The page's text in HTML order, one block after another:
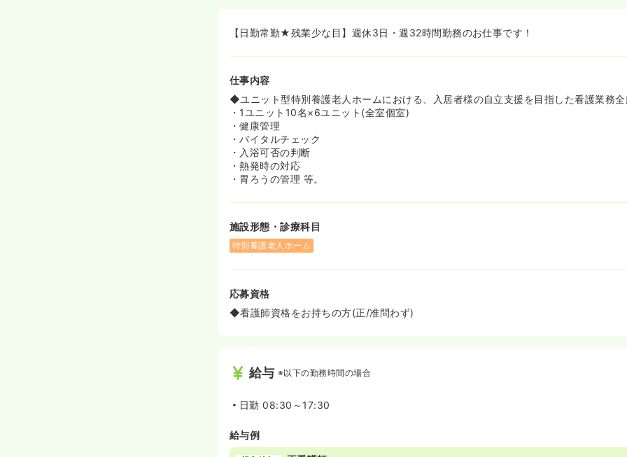
【日勤常勤★残業少な目】週休3日・週32時間勤務のお仕事です！
仕事内容
◆ユニット型特別養護老人ホームにおける、入居者様の自立支援を目指した看護業務
・1ユニット10名×6ユニット(全室個室)
・健康管理
・バイタルチェック
・入浴可否の判断
・熱発時の対応
・胃ろうの管理 等。
施設形態・診療科目
特別養護老人ホーム
応募資格
◆看護師資格をお持ちの方(正/准問わず)
給与 ※以下の勤務時間の場合
日勤 08:30～17:30
給与例